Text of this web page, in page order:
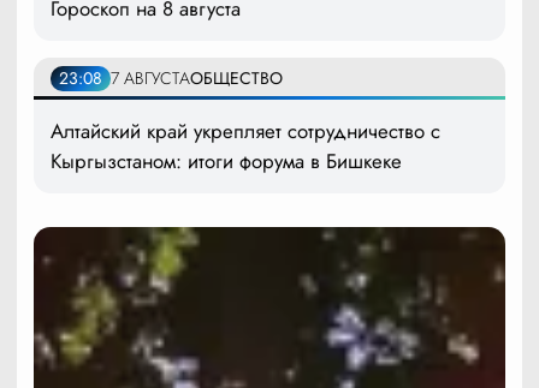
Гороскоп на 8 августа
23:08 7 АВГУСТАОБЩЕСТВО
Алтайский край укрепляет сотрудничество с
Кыргызстаном: итоги форума в Бишкеке